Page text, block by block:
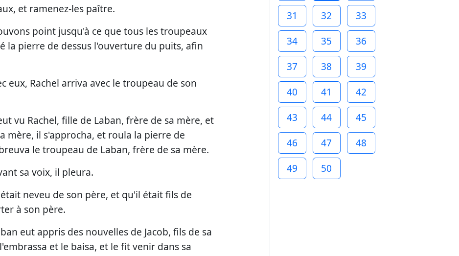
et ramenez-les paître.
point jusqu'à ce que tous les troupeaux
la pierre de dessus l'ouverture du puits, afin
eux, Rachel arriva avec le troupeau de son
vu Rachel, fille de Laban, frère de sa mère, et
mère, il s'approcha, et roula la pierre de
le troupeau de Laban, frère de sa mère.
sa voix, il pleura.
neveu de son père, et qu'il était fils de
à son père.
eut appris des nouvelles de Jacob, fils de sa
et le baisa, et le fit venir dans sa
31
32
33
34
35
36
37
38
39
40
41
42
43
44
45
46
47
48
49
50